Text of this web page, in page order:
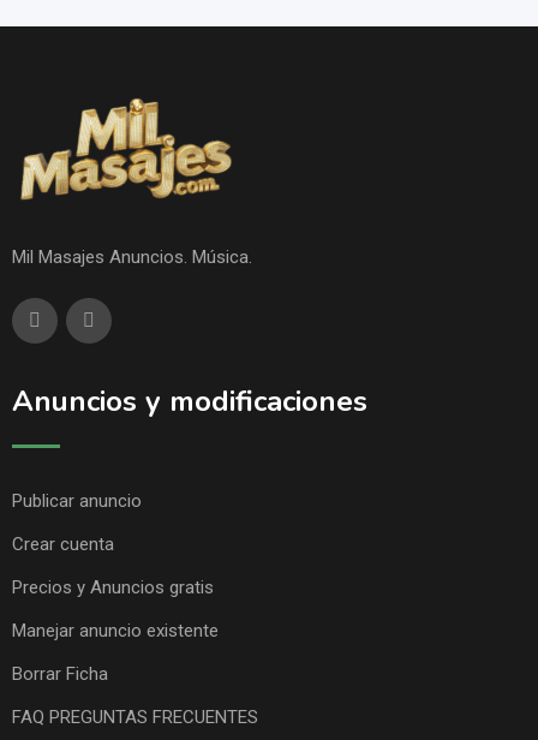
Mil Masajes Anuncios. Música.
Anuncios y modificaciones
Publicar anuncio
Crear cuenta
Precios y Anuncios gratis
Manejar anuncio existente
Borrar Ficha
FAQ PREGUNTAS FRECUENTES